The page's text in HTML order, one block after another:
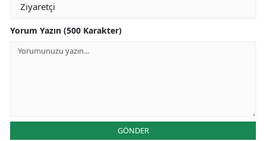
Yorum Yazın (500 Karakter)
GÖNDER